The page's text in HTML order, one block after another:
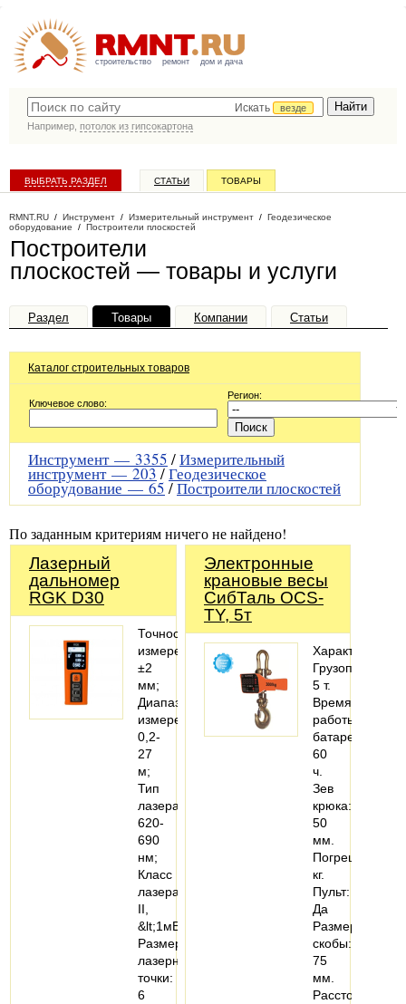
строительство ремонт дом и дача
Искать
везде
Например, потолок из гипсокартона
ВЫБРАТЬ РАЗДЕЛ СТАТЬИ ТОВАРЫ
RMNT.RU / Инструмент / Измерительный инструмент / Геодезическое
оборудование / Построители плоскостей
Построители
плоскостей — товары и услуги
Раздел Товары Компании Статьи
Каталог строительных товаров
Ключевое слово:
Регион:
Инструмент — 3355 /Измерительный
инструмент —203/Геодезическое
оборудование —65 /Построители плоскостей
По заданным критериям ничего не найдено!
Лазерный
дальномер
RGK D30
Точность
измерений:
±2
мм;
Диапазон
измерения:
0,2-
27
м;
Тип
лазера:
620-
690
нм;
Класс
лазера:
II,
&lt;1мВт;
Размер
лазерной
точки:
6
Электронные
крановые весы
СибТаль OCS-
TY, 5т
5 т.
Время
работы
батареи:
60
ч.
Зев
крюка:
50
мм.
кг.
Пульт:
Да
Размер
скобы:
75
мм.
Расстояние